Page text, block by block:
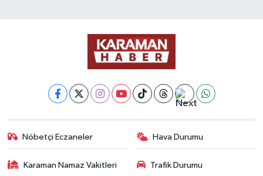
Nöbetçi Eczaneler Hava Durumu
Karaman Namaz Vakitleri Trafik Durumu